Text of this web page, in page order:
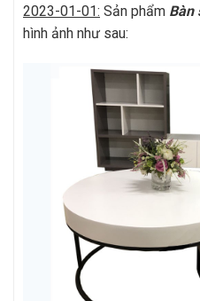
2023-01-01: Sản phẩm Bàn
hình ảnh như sau: